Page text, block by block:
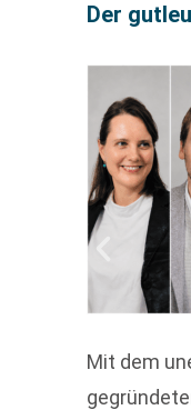
Der
Mit dem